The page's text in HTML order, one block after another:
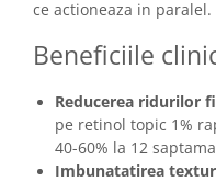
ce actioneaza in paralel.
Beneficiile
Reducerea ridurilor
pe retinol topic 1%
40-60% la 12
Imbunatatirea